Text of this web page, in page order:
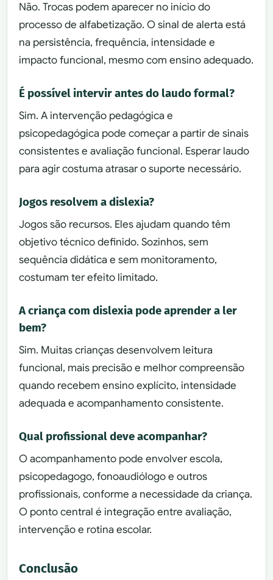
Não. Trocas podem aparecer no início do
processo de alfabetização. O sinal de alerta está
na persistência, frequência, intensidade e
impacto funcional, mesmo com ensino adequado.
É possível intervir antes do laudo formal?
Sim. A intervenção pedagógica e
psicopedagógica pode começar a partir de sinais
consistentes e avaliação funcional. Esperar laudo
para agir costuma atrasar o suporte necessário.
Jogos resolvem a dislexia?
Jogos são recursos. Eles ajudam quando têm
objetivo técnico definido. Sozinhos, sem
sequência didática e sem monitoramento,
costumam ter efeito limitado.
A criança com dislexia pode aprender a ler
bem?
Sim. Muitas crianças desenvolvem leitura
funcional, mais precisão e melhor compreensão
quando recebem ensino explícito, intensidade
adequada e acompanhamento consistente.
Qual profissional deve acompanhar?
O acompanhamento pode envolver escola,
psicopedagogo, fonoaudiólogo e outros
profissionais, conforme a necessidade da criança.
O ponto central é integração entre avaliação,
intervenção e rotina escolar.
Conclusão